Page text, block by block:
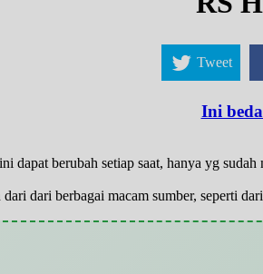
Tweet
Ini
ini dapat berubah setiap saat, hanya yg
dari berbagai macam sumber, seperti